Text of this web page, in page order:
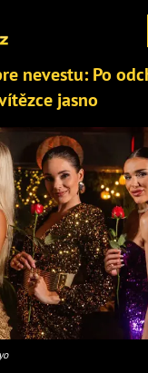
nevestu: Po
jasno